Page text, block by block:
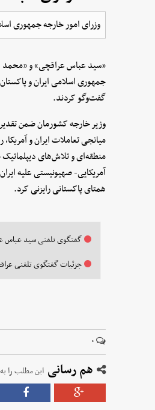
وزرای امور خارجه جمهوری
«سید عباس عراقچی» و «محمد
جمهوری اسلامی ایران و
گفت‌وگو کردند.
وزیر خارجه کشورمان ضمن
میانجی تعاملات ایران و
منطقه‌ای و تلاش‌های
آمریکایی- صهیونیستی علیه
همتای پاکستانی رایزنی کرد.
گفتگوی تلفنی سید عباس
جزئیات گفتگوی تلفنی
۰
هم رسانی این مطلب را